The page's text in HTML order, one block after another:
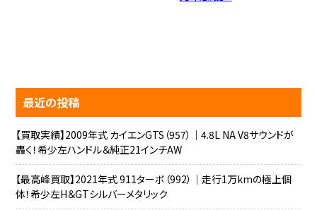
最近の投稿
【買取実績】2009年式 カイエンGTS（957）｜4.8L NA V8サウンドが
轟く！希少左ハンドル＆純正21インチAW
【最高峰買取】2021年式 911ターボ（992）｜走行1万kmの極上個
体！希少左H＆GTシルバーメタリック